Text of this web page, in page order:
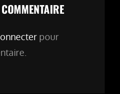
pour